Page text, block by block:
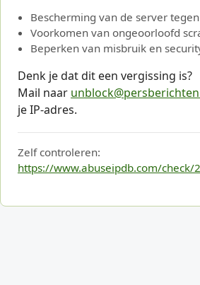
Bescherming van de server
Voorkomen van ongeoorloofd
Beperken van misbruik en
Denk je dat dit een vergissing is?
Mail naar
je IP-adres.
Zelf controleren:
https://www.abuseipdb.com/check/